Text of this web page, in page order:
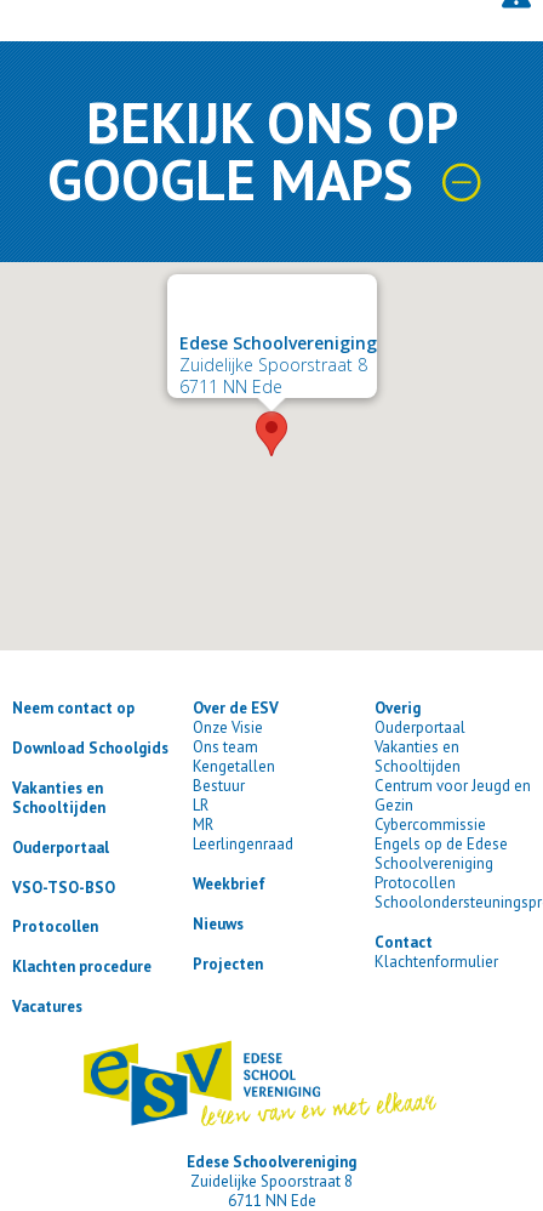
BEKIJK ONS OP
GOOGLE MAPS
Edese Schoolvereniging
Zuidelijke Spoorstraat 8
6711 NN Ede
Neem contact op
Download Schoolgids
Vakanties en
Schooltijden
Ouderportaal
VSO-TSO-BSO
Protocollen
Klachten procedure
Vacatures
Over de ESV
Onze Visie
Ons team
Kengetallen
Bestuur
LR
MR
Leerlingenraad
Weekbrief
Nieuws
Projecten
Overig
Ouderportaal
Vakanties en
Schooltijden
Centrum voor Jeugd en
Gezin
Cybercommissie
Engels op de Edese
Schoolvereniging
Protocollen
Contact
Klachtenformulier
Edese Schoolvereniging
Zuidelijke Spoorstraat 8
6711 NN Ede